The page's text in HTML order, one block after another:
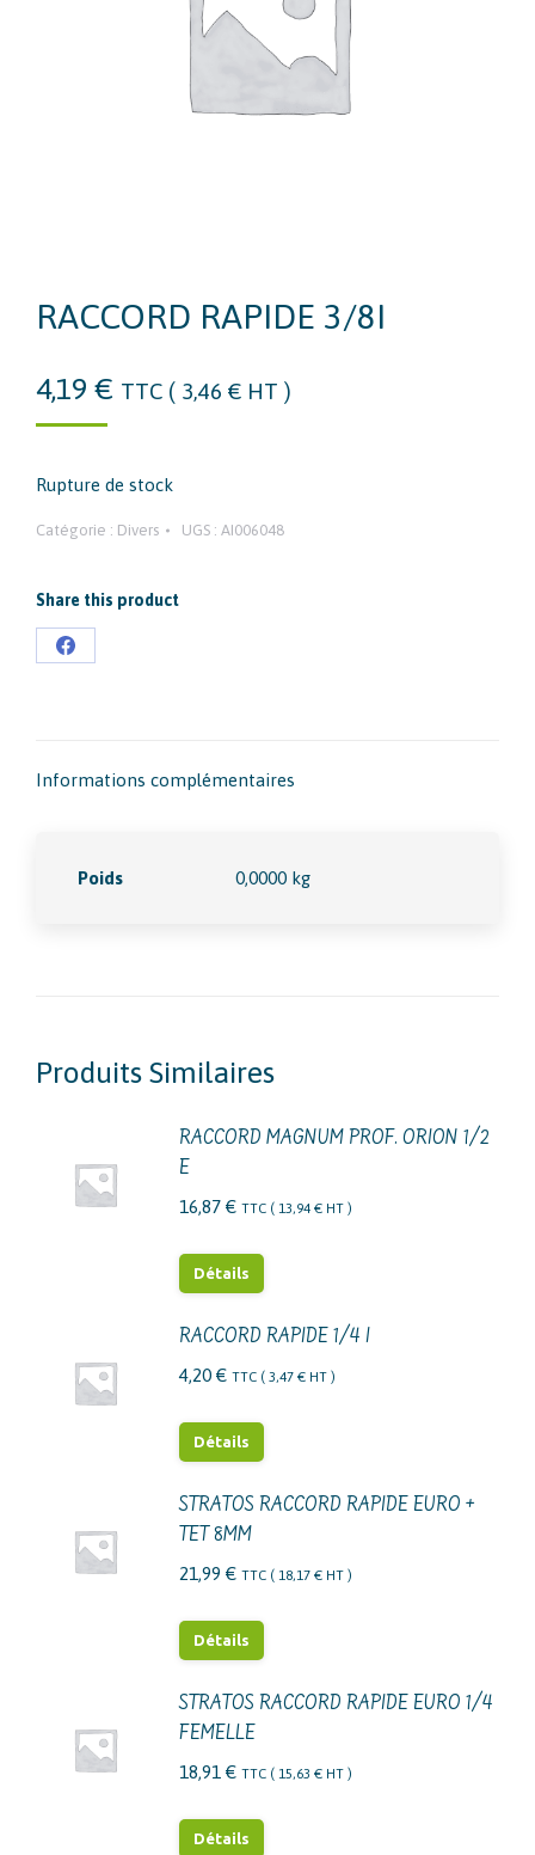
RACCORD RAPIDE 3/8I
4,19 € TTC ( 3,46 € HT )
Rupture de stock
Catégorie : Divers UGS : AI006048
Share this product
Partager
Informations complémentaires
Poids 0,0000 kg
Produits Similaires
RACCORD MAGNUM PROF. ORION 1/2
E
16,87 € TTC ( 13,94 € HT )
Détails
RACCORD RAPIDE 1/4 I
4,20 € TTC ( 3,47 € HT )
Détails
STRATOS RACCORD RAPIDE EURO +
TET 8MM
21,99 € TTC ( 18,17 € HT )
Détails
STRATOS RACCORD RAPIDE EURO 1/4
FEMELLE
18,91 € TTC ( 15,63 € HT )
Détails